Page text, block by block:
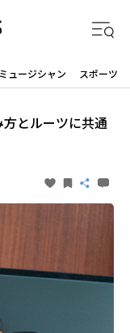
ミュージシャン スポーツ
とルーツに共通